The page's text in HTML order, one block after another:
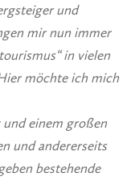
und
mir nun immer
in vielen
möchte ich mich
einem großen
und andererseits
bestehende